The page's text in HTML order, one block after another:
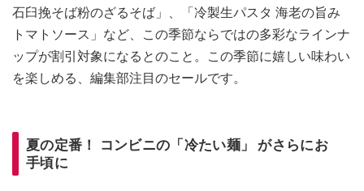
石臼挽そば粉のざるそば」、「冷製生パスタ 海老の旨み
トマトソース」など、この季節ならではの多彩なラインナ
ップが割引対象になるとのこと。この季節に嬉しい味わい
を楽しめる、編集部注目のセールです。
夏の定番！ コンビニの「冷たい麺」 がさらにお
手頃に